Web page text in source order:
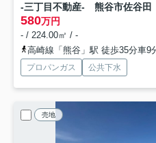
-三丁目不動産- 熊谷市佐谷田
580万円
- / 224.00㎡ / -
高崎線「熊谷」駅 徒歩35分車9
プロパンガス 公共下水
売地